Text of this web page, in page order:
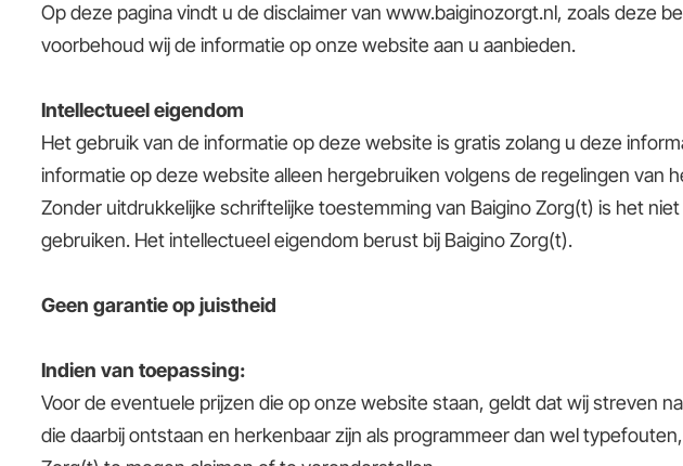
Op deze pagina vindt u de disclaimer van www.baiginozorgt.nl, zoals deze
voorbehoud wij de informatie op onze website aan u aanbieden.
Intellectueel eigendom
Het gebruik van de informatie op deze website is gratis zolang u deze
informatie op deze website alleen hergebruiken volgens de regelingen van
Zonder uitdrukkelijke schriftelijke toestemming van Baigino Zorg(t) is het
gebruiken. Het intellectueel eigendom berust bij Baigino Zorg(t).
Geen garantie op juistheid
Indien van toepassing:
Voor de eventuele prijzen die op onze website staan, geldt dat wij streven
die daarbij ontstaan en herkenbaar zijn als programmeer dan wel